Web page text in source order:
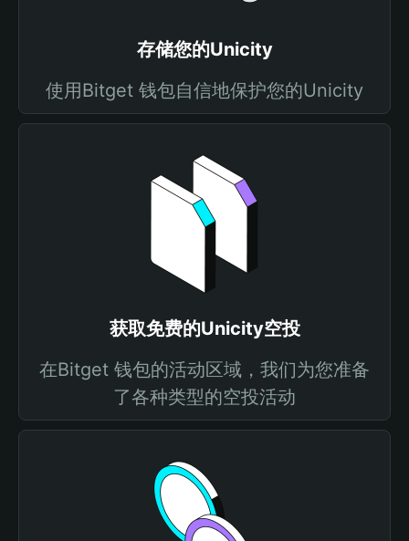
存储您的Unicity
使用Bitget 钱包自信地保护您的Unicity
获取免费的Unicity空投
在Bitget 钱包的活动区域，我们为您准备
了各种类型的空投活动